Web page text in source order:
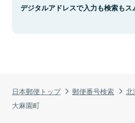
日本郵便トップ 郵便番号検索 北
大麻園町
デジタルアドレスで入力も検索もス